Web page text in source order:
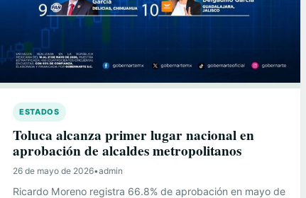
ESTADOS
Toluca alcanza primer lugar nacional en
aprobación de alcaldes metropolitanos
26 de mayo de 2026•admin
Ricardo Moreno registra 66.8% de aprobación en mayo de